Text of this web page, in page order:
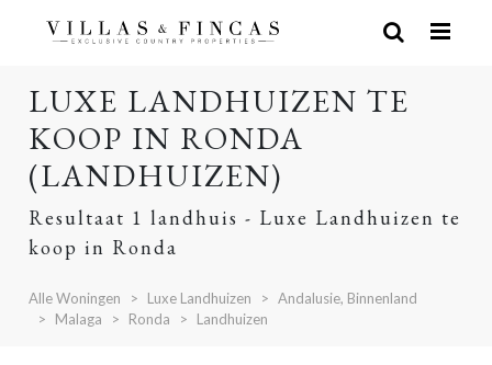
LUXE LANDHUIZEN TE
KOOP IN RONDA
(LANDHUIZEN)
Resultaat 1 landhuis - Luxe Landhuizen te
koop in Ronda
Alle Woningen Luxe Landhuizen
Andalusie, Binnenland
Malaga
Ronda Landhuizen